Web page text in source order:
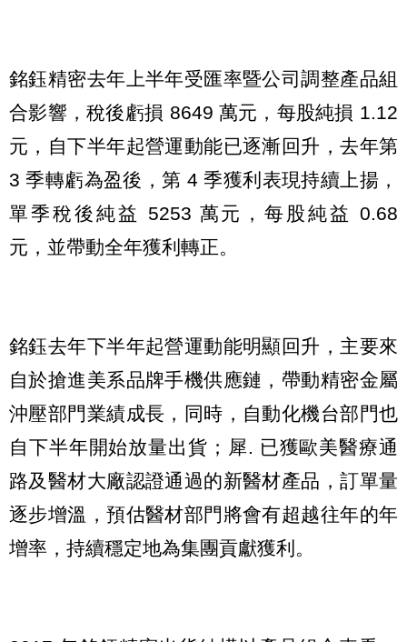
銘鈺精密去年上半年受匯率暨公司調整產品組
合影響，稅後虧損 8649 萬元，每股純損 1.12
元，自下半年起營運動能已逐漸回升，去年第
3 季轉虧為盈後，第 4 季獲利表現持續上揚，
單季稅後純益 5253 萬元，每股純益 0.68
元，並帶動全年獲利轉正。
銘鈺去年下半年起營運動能明顯回升，主要來
自於搶進美系品牌手機供應鏈，帶動精密金屬
沖壓部門業績成長，同時，自動化機台部門也
自下半年開始放量出貨；犀. 已獲歐美醫療通
路及醫材大廠認證通過的新醫材產品，訂單量
逐步增溫，預估醫材部門將會有超越往年的年
增率，持續穩定地為集團貢獻獲利。